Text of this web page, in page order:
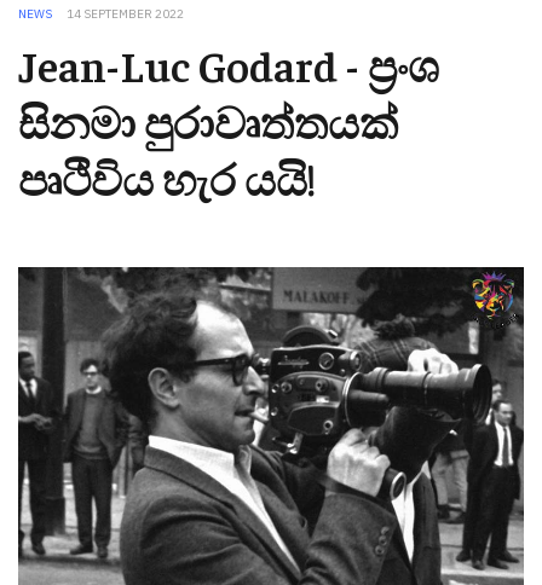
NEWS 14 SEPTEMBER 2022
Jean-Luc Godard - ප්‍රංශ
සිනමා පුරාවෘත්තයක්
පෘථිවිය හැර යයි!